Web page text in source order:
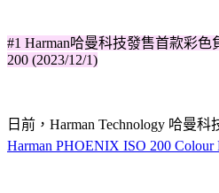
#1 Harman哈曼科技發售首款彩色
200 (2023/12/1)
日前，Harman Technology 哈曼
Harman PHOENIX ISO 200 Colour